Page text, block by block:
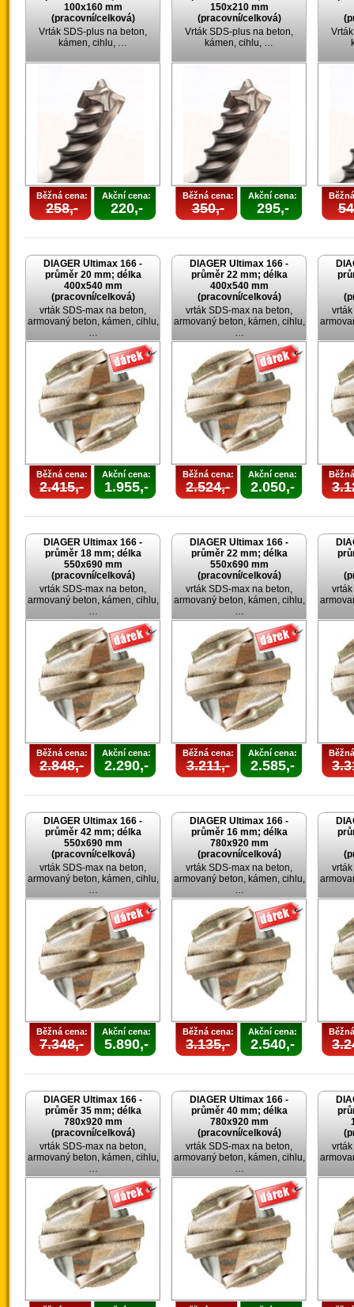
100x160 mm
(pracovní/celková)
Vrták SDS-plus na beton,
kámen, cihlu, …
Běžná cena:
258,-
Akční cena:
220,-
150x210 mm
(pracovní/celková)
Vrták SDS-plus na beton,
kámen, cihlu, …
Běžná cena:
350,-
Akční cena:
295,-
DIAGER Ultimax 166 -
průměr 20 mm; délka
400x540 mm
(pracovní/celková)
vrták SDS-max na beton,
armovaný beton, kámen, cihlu,
…
Běžná cena:
2.415,-
Akční cena:
1.955,-
DIAGER Ultimax 166 -
průměr 22 mm; délka
400x540 mm
(pracovní/celková)
vrták SDS-max na beton,
armovaný beton, kámen, cihlu,
…
Běžná cena:
2.524,-
Akční cena:
2.050,-
DIAGER Ultimax 166 -
průměr 18 mm; délka
550x690 mm
(pracovní/celková)
vrták SDS-max na beton,
armovaný beton, kámen, cihlu,
…
Běžná cena:
2.848,-
Akční cena:
2.290,-
DIAGER Ultimax 166 -
průměr 22 mm; délka
550x690 mm
(pracovní/celková)
vrták SDS-max na beton,
armovaný beton, kámen, cihlu,
…
Běžná cena:
3.211,-
Akční cena:
2.585,-
DIAGER Ultimax 166 -
průměr 42 mm; délka
550x690 mm
(pracovní/celková)
vrták SDS-max na beton,
armovaný beton, kámen, cihlu,
…
Běžná cena:
7.348,-
Akční cena:
5.890,-
DIAGER Ultimax 166 -
průměr 16 mm; délka
780x920 mm
(pracovní/celková)
vrták SDS-max na beton,
armovaný beton, kámen, cihlu,
…
Běžná cena:
3.135,-
Akční cena:
2.540,-
DIAGER Ultimax 166 -
průměr 35 mm; délka
780x920 mm
(pracovní/celková)
vrták SDS-max na beton,
armovaný beton, kámen, cihlu,
…
DIAGER Ultimax 166 -
průměr 40 mm; délka
780x920 mm
(pracovní/celková)
vrták SDS-max na beton,
armovaný beton, kámen, cihlu,
…